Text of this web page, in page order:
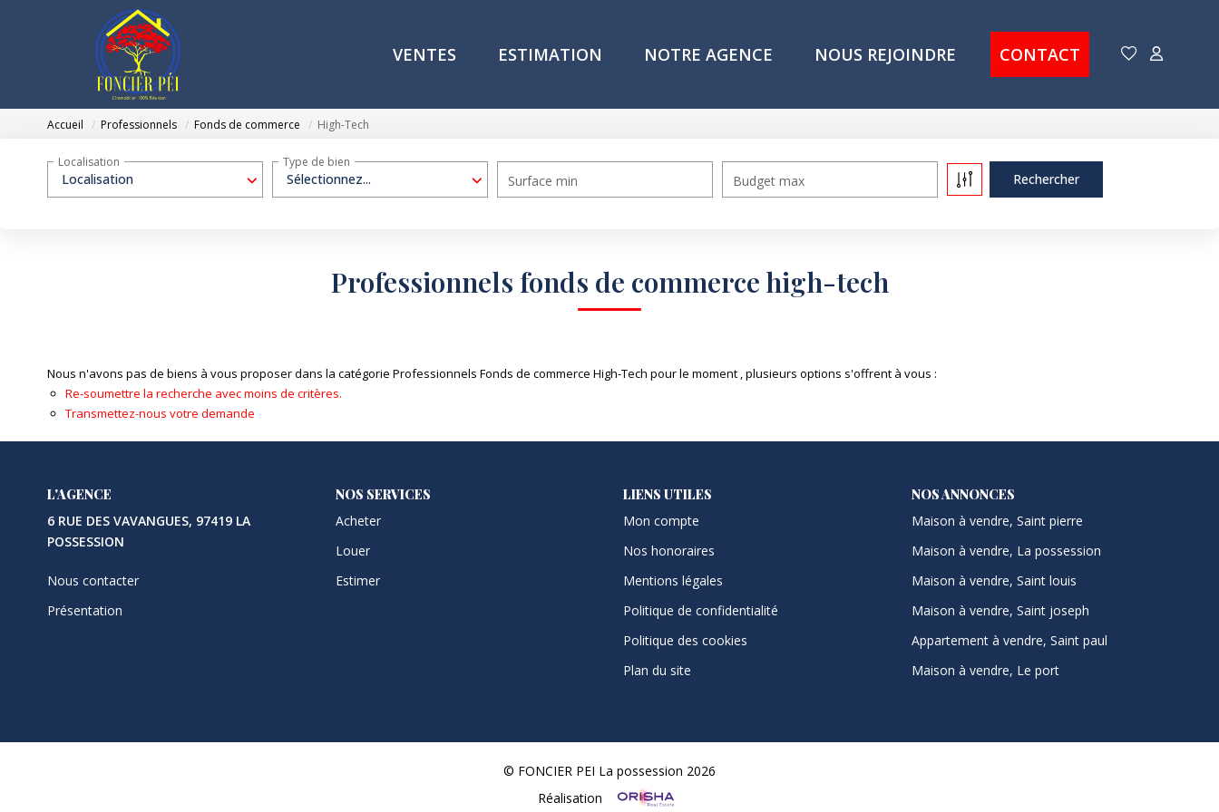
VENTES ESTIMATION NOTRE AGENCE NOUS REJOINDRE CONTACT
Accueil Professionnels Fonds de commerce High-Tech
Localisation
Localisation
Sélectionnez...
Type de bien
Surface min Budget max
Professionnels fonds de commerce high-tech
Nous n'avons pas de biens à vous proposer dans la catégorie Professionnels Fonds de commerce High-Tech pour le moment , plusieurs options s'offrent à vous :
Re-soumettre la recherche avec moins de critères.
Transmettez-nous votre demande
L'AGENCE
6 RUE DES VAVANGUES, 97419 LA
POSSESSION
Nous contacter
Présentation
NOS SERVICES
Acheter
Louer
Estimer
LIENS UTILES
Mon compte
Nos honoraires
Mentions légales
Politique de confidentialité
Politique des cookies
Plan du site
NOS ANNONCES
Maison à vendre, Saint pierre
Maison à vendre, La possession
Maison à vendre, Saint louis
Maison à vendre, Saint joseph
Appartement à vendre, Saint paul
Maison à vendre, Le port
© FONCIER PEI La possession 2026
Réalisation